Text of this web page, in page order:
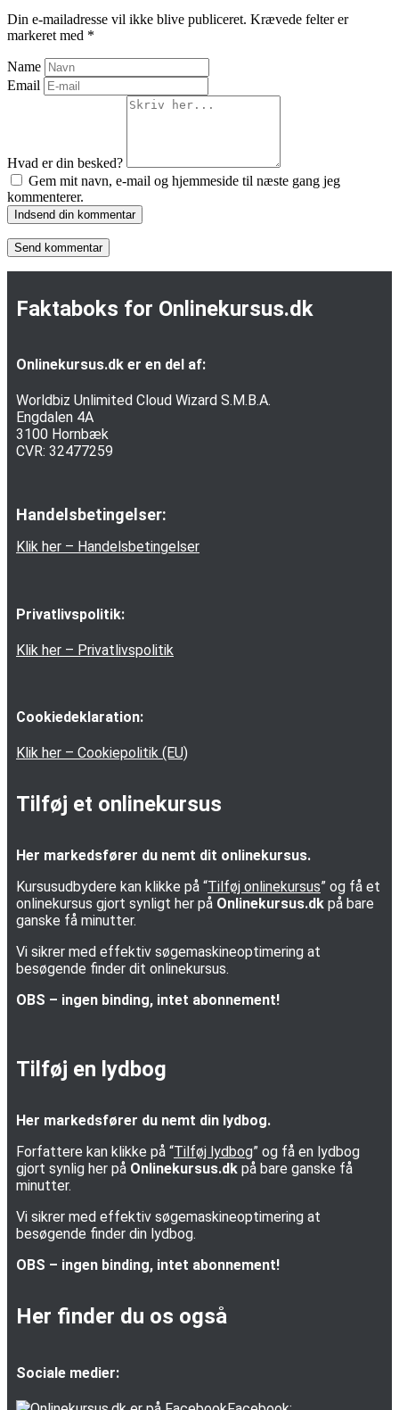
Din e-mailadresse vil ikke blive publiceret. Krævede felter er
markeret med *
Name
Email
Hvad er din besked?
Gem mit navn, e-mail og hjemmeside til næste gang jeg
kommenterer.
Indsend din kommentar
Faktaboks for Onlinekursus.dk
Onlinekursus.dk er en del af:
Worldbiz Unlimited Cloud Wizard S.M.B.A.
Engdalen 4A
3100 Hornbæk
CVR: 32477259
Handelsbetingelser:
Klik her – Handelsbetingelser
Privatlivspolitik:
Klik her – Privatlivspolitik
Cookiedeklaration:
Klik her – Cookiepolitik (EU)
Tilføj et onlinekursus
Her markedsfører du nemt dit onlinekursus.
Kursusudbydere kan klikke på “Tilføj onlinekursus” og få et
onlinekursus gjort synligt her på Onlinekursus.dk på bare
ganske få minutter.
Vi sikrer med effektiv søgemaskineoptimering at
besøgende finder dit onlinekursus.
OBS – ingen binding, intet abonnement!
Tilføj en lydbog
Her markedsfører du nemt din lydbog.
Forfattere kan klikke på “Tilføj lydbog” og få en lydbog
gjort synlig her på Onlinekursus.dk på bare ganske få
minutter.
Vi sikrer med effektiv søgemaskineoptimering at
besøgende finder din lydbog.
OBS – ingen binding, intet abonnement!
Her finder du os også
Sociale medier: